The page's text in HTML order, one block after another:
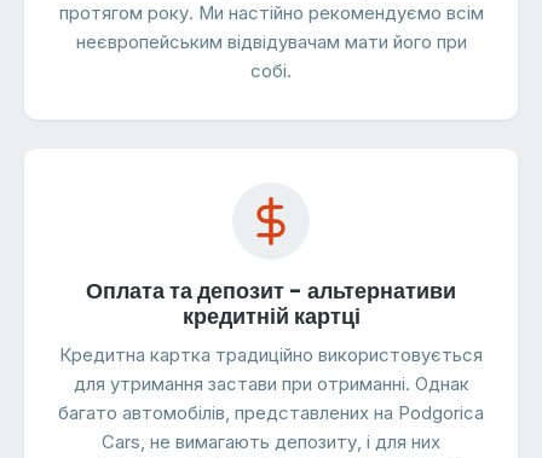
протягом року. Ми настійно рекомендуємо всім
неєвропейським відвідувачам мати його при
собі.
Оплата та депозит - альтернативи
кредитній картці
Кредитна картка традиційно використовується
для утримання застави при отриманні. Однак
багато автомобілів, представлених на Podgorica
Cars, не вимагають депозиту, і для них